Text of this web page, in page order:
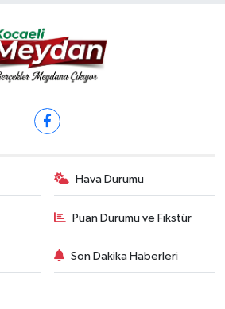
Hava Durumu
Puan Durumu ve Fikstür
Son Dakika Haberleri